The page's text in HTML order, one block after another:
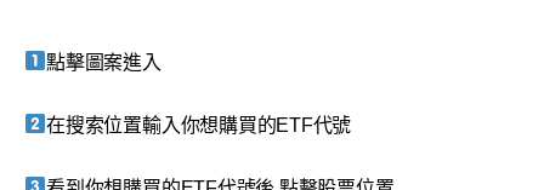
點擊圖案進入
在搜索位置輸入你想購買的ETF代號